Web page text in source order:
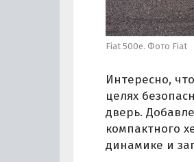
Fiat 500e. Фото Fiat
Интересно,
целях
дверь.
компактного
динамике и